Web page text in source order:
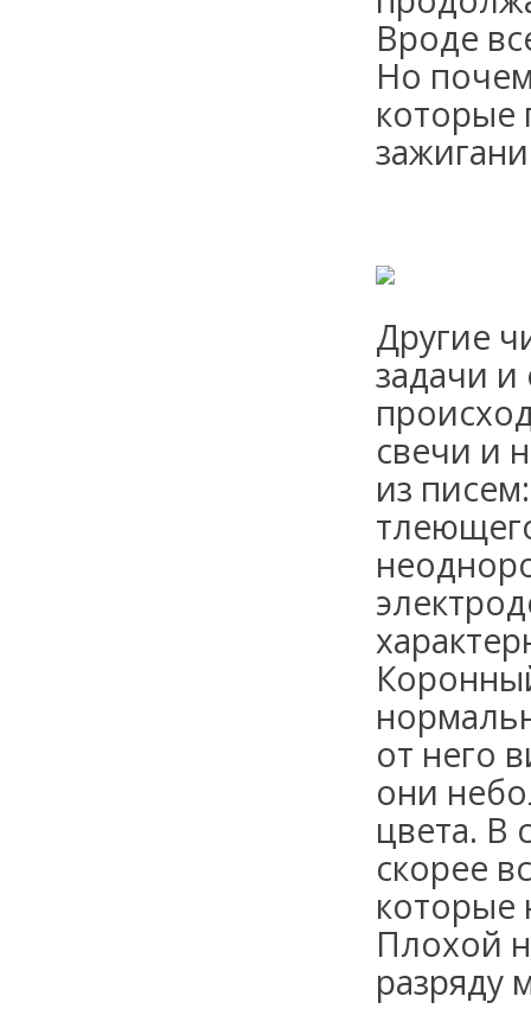
Вроде
Но
которые
Другие
задачи и
свечи и
из
от него
они
цвета. В
скорее
которые
Плохой
разряду